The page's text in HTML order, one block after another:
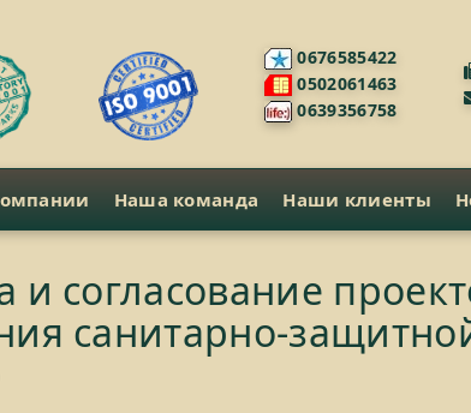
0676585422
0502061463
0639356758
Наша команда Наши клиенты
и согласование
санитарно-